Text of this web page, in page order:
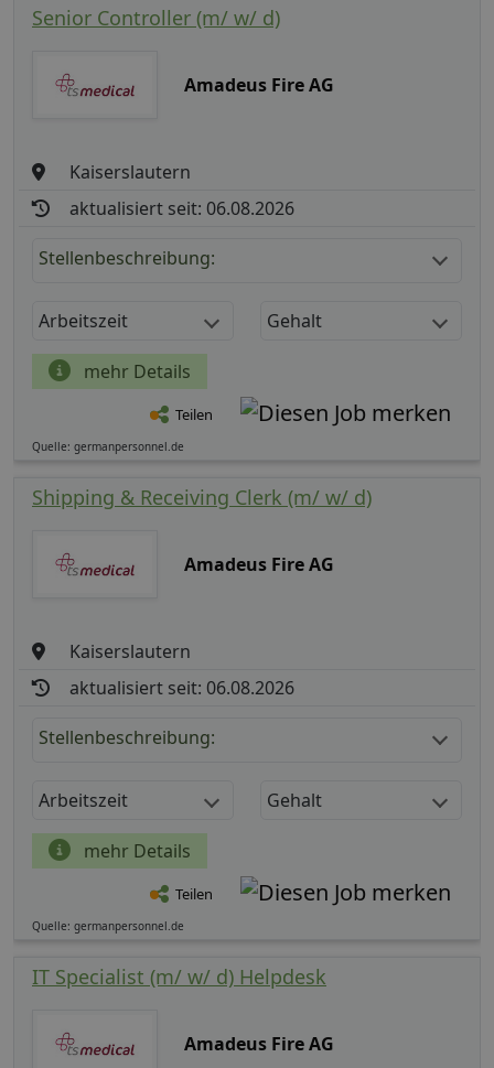
Senior Controller (m/ w/ d)
Amadeus Fire AG
Kaiserslautern
aktualisiert seit: 06.08.2026
Stellenbeschreibung:
Arbeitszeit Gehalt
mehr Details
Teilen
Quelle: germanpersonnel.de
Shipping & Receiving Clerk (m/ w/ d)
Amadeus Fire AG
Kaiserslautern
aktualisiert seit: 06.08.2026
Stellenbeschreibung:
Arbeitszeit Gehalt
mehr Details
Teilen
Quelle: germanpersonnel.de
IT Specialist (m/ w/ d) Helpdesk
Amadeus Fire AG